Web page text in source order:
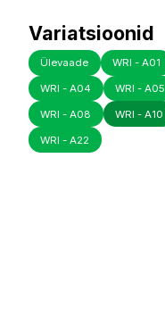
Variatsioonid
Ülevaade WRI - A01
WRI - A04 WRI - A05
WRI - A08 WRI - A10
WRI - A22